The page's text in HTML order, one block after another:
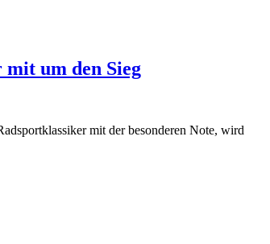
um den Sieg
mit der besonderen Note, wird